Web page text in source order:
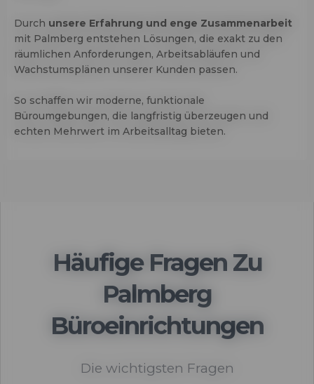
Durch unsere Erfahrung und enge Zusammenarbeit
mit Palmberg entstehen Lösungen, die exakt zu den
räumlichen Anforderungen, Arbeitsabläufen und
Wachstumsplänen unserer Kunden passen.
So schaffen wir moderne, funktionale
Büroumgebungen, die langfristig überzeugen und
echten Mehrwert im Arbeitsalltag bieten.
Häufige Fragen Zu
Palmberg
Büroeinrichtungen
Die wichtigsten Fragen